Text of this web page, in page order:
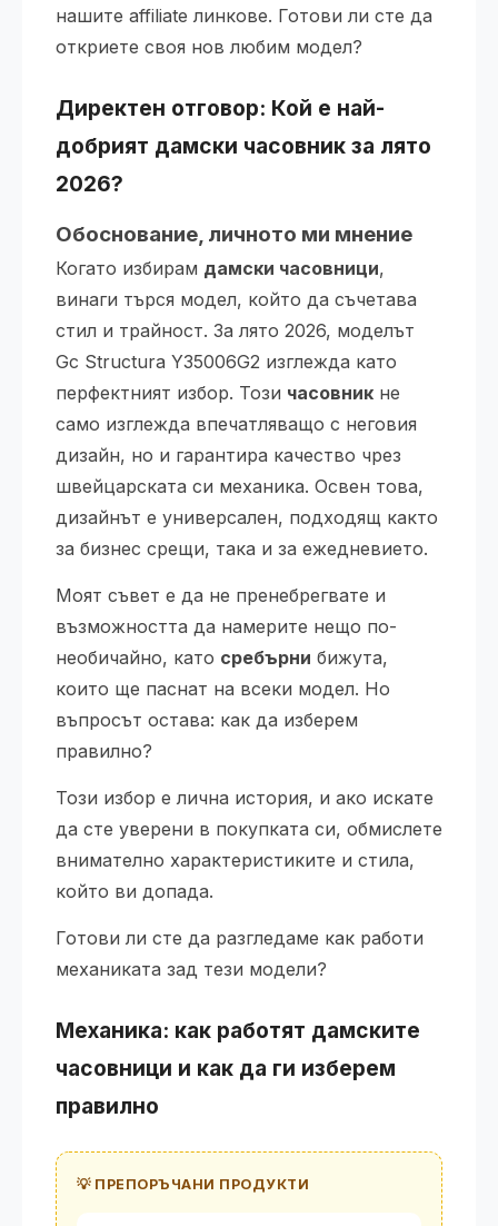
нашите affiliate линкове. Готови ли сте да
откриете своя нов любим модел?
Директен отговор: Кой е най-
добрият дамски часовник за лято
2026?
Обоснование, личното ми мнение
Когато избирам дамски часовници,
винаги търся модел, който да съчетава
стил и трайност. За лято 2026, моделът
Gc Structura Y35006G2 изглежда като
перфектният избор. Този часовник не
само изглежда впечатляващо с неговия
дизайн, но и гарантира качество чрез
швейцарската си механика. Освен това,
дизайнът е универсален, подходящ както
за бизнес срещи, така и за ежедневието.
Моят съвет е да не пренебрегвате и
възможността да намерите нещо по-
необичайно, като сребърни бижута,
които ще паснат на всеки модел. Но
въпросът остава: как да изберем
правилно?
Този избор е лична история, и ако искате
да сте уверени в покупката си, обмислете
внимателно характеристиките и стила,
който ви допада.
Готови ли сте да разгледаме как работи
механиката зад тези модели?
Механика: как работят дамските
часовници и как да ги изберем
правилно
💡 ПРЕПОРЪЧАНИ ПРОДУКТИ